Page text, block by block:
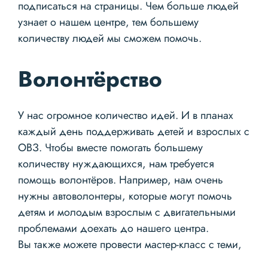
подписаться на страницы. Чем больше людей
узнает о нашем центре, тем большему
количеству людей мы сможем помочь.
Волонтёрство
У нас огромное количество идей. И в планах
каждый день поддерживать детей и взрослых с
ОВЗ. Чтобы вместе помогать большему
количеству нуждающихся, нам требуется
помощь волонтёров. Например, нам очень
нужны автоволонтеры, которые могут помочь
детям и молодым взрослым с двигательными
проблемами доехать до нашего центра.
Вы также можете провести мастер-класс с теми,